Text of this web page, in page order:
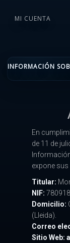
MI CUENTA
INFORMACIÓN
En
de 11 de
expone
Titular:
NIF:
Domicilio:
(Lleida).
Correo
Sitio Web: